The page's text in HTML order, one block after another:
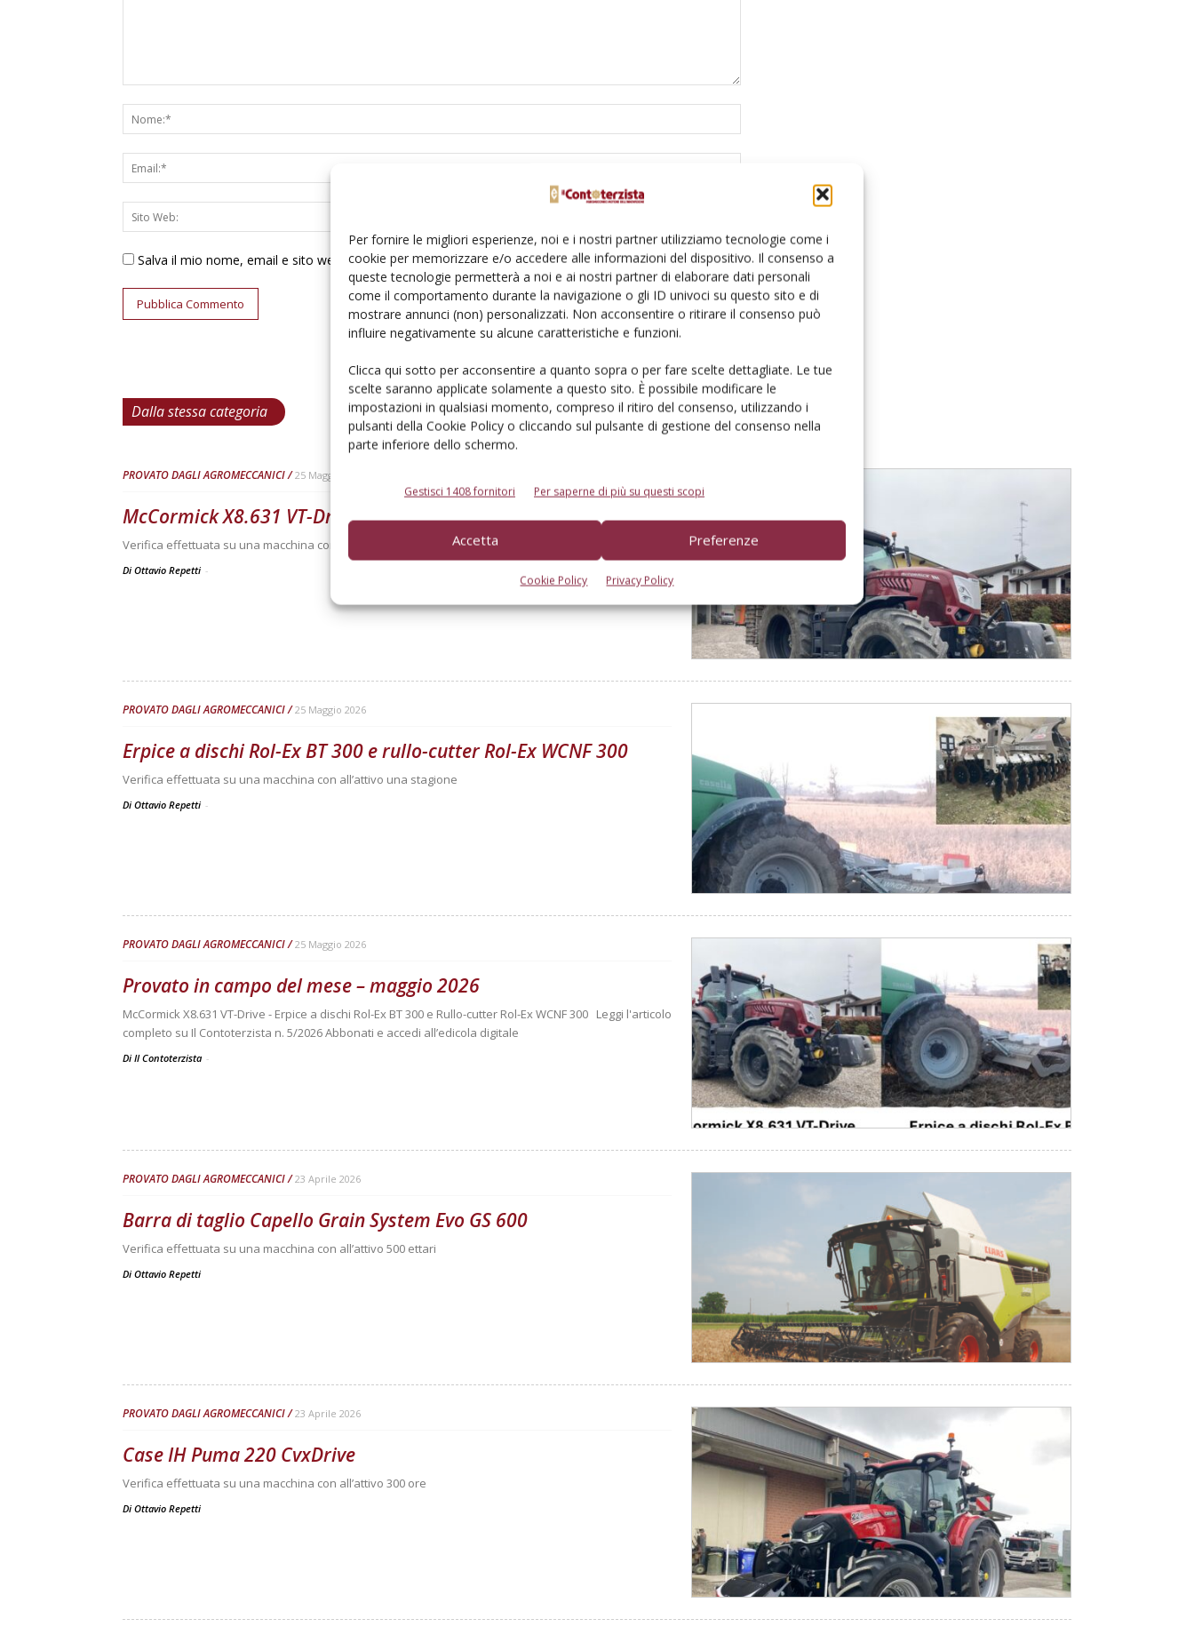
Per fornire le migliori esperienze, noi e i nostri partner utilizziamo tecnologie come i
cookie per memorizzare e/o accedere alle informazioni del dispositivo. Il consenso a
queste tecnologie permetterà a noi e ai nostri partner di elaborare dati personali
come il comportamento durante la navigazione o gli ID univoci su questo sito e di
mostrare annunci (non) personalizzati. Non acconsentire o ritirare il consenso può
influire negativamente su alcune caratteristiche e funzioni.
Clicca qui sotto per acconsentire a quanto sopra o per fare scelte dettagliate. Le tue
scelte saranno applicate solamente a questo sito. È possibile modificare le
impostazioni in qualsiasi momento, compreso il ritiro del consenso, utilizzando i
pulsanti della Cookie Policy o cliccando sul pulsante di gestione del consenso nella
parte inferiore dello schermo.
Gestisci 1408 fornitori Per saperne di più su questi scopi
Accetta Preferenze
Cookie Policy Privacy Policy
Salva il mio nome, email e sito web in questo browser per la prossima volta che commento.
Dalla stessa categoria
PROVATO DAGLI AGROMECCANICI 25 Maggio 2026
McCormick X8.631 VT-Drive
Verifica effettuata su una macchina con all’attivo 300 ore
Di Ottavio Repetti -
PROVATO DAGLI AGROMECCANICI 25 Maggio 2026
Erpice a dischi Rol-Ex BT 300 e rullo-cutter Rol-Ex WCNF 300
Verifica effettuata su una macchina con all’attivo una stagione
Di Ottavio Repetti -
PROVATO DAGLI AGROMECCANICI 25 Maggio 2026
Provato in campo del mese – maggio 2026
McCormick X8.631 VT-Drive - Erpice a dischi Rol-Ex BT 300 e Rullo-cutter Rol-Ex WCNF 300 Leggi l'articolo
completo su Il Contoterzista n. 5/2026 Abbonati e accedi all’edicola digitale
Di Il Contoterzista -
PROVATO DAGLI AGROMECCANICI 23 Aprile 2026
Barra di taglio Capello Grain System Evo GS 600
Verifica effettuata su una macchina con all’attivo 500 ettari
Di Ottavio Repetti
PROVATO DAGLI AGROMECCANICI 23 Aprile 2026
Case IH Puma 220 CvxDrive
Verifica effettuata su una macchina con all’attivo 300 ore
Di Ottavio Repetti